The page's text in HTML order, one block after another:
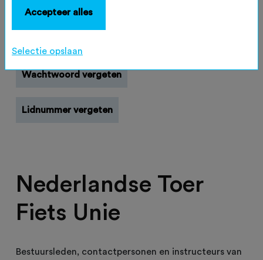
Wachtwoord vergeten
Lidnummer vergeten
Nederlandse Toer
Fiets Unie
Bestuursleden, contactpersonen en instructeurs van
Accepteer alles
Selectie opslaan